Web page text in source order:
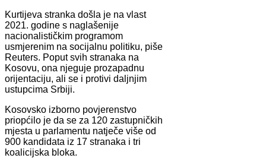
Kurtijeva stranka došla je na vlast
2021. godine s naglašenije
nacionalističkim programom
usmjerenim na socijalnu politiku, piše
Reuters. Poput svih stranaka na
Kosovu, ona njeguje prozapadnu
orijentaciju, ali se i protivi daljnjim
ustupcima Srbiji.
Kosovsko izborno povjerenstvo
priopćilo je da se za 120 zastupničkih
mjesta u parlamentu natječe više od
900 kandidata iz 17 stranaka i tri
koalicijska bloka.